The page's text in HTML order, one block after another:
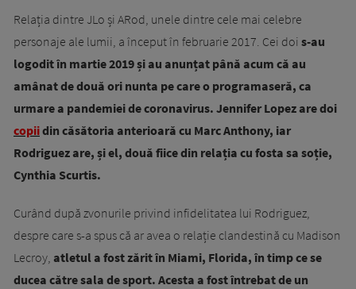
Relația dintre JLo și ARod, unele dintre cele mai celebre
personaje ale lumii, a început în februarie 2017. Cei doi s-au
logodit în martie 2019 și au anunțat până acum că au
amânat de două ori nunta pe care o programaseră, ca
urmare a pandemiei de coronavirus. Jennifer Lopez are doi
copiidin căsătoria anterioară cu Marc Anthony, iar
Rodriguez are, și el, două fiice din relația cu fosta sa soție,
Cynthia Scurtis.
Curând după zvonurile privind infidelitatea lui Rodriguez,
despre care s-a spus că ar avea o relație clandestină cu Madison
Lecroy, atletul a fost zărit în Miami, Florida, în timp ce se
ducea către sala de sport. Acesta a fost întrebat de un